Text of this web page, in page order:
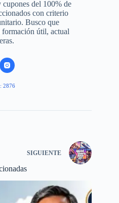
del 100% de
con criterio
Busco que
formación útil, actual
2876
SIGUIENTE